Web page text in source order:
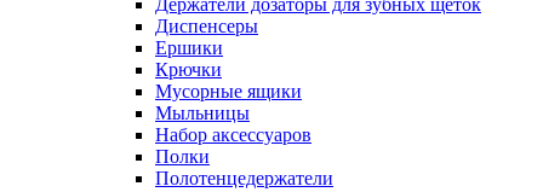
Диспенсеры
Ершики
Крючки
Мусорные ящики
Мыльницы
Набор аксессуаров
Полки
Полотенцедержатели